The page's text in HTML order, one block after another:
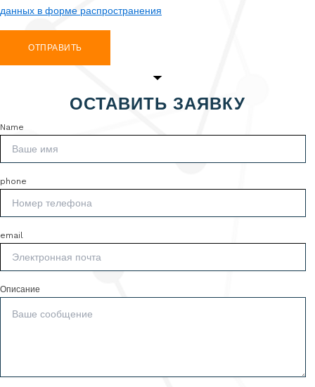
данных в форме распространения
ОТПРАВИТЬ
ОСТАВИТЬ ЗАЯВКУ
Name
phone
email
Описание